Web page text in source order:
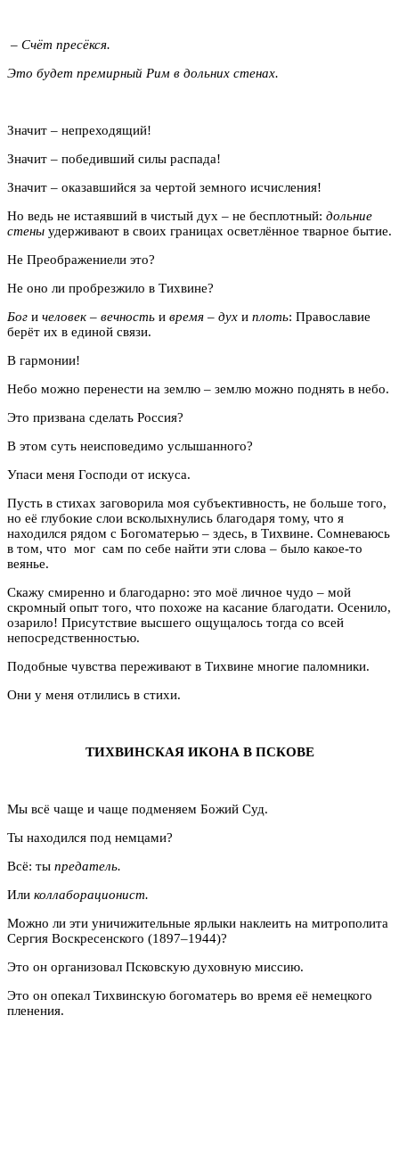
– Счёт пресёкся.
Это будет премирный Рим в дольних стенах.
Значит – непреходящий!
Значит – победивший силы распада!
Значит – оказавшийся за чертой земного исчисления!
Но ведь не истаявший в чистый дух – не бесплотный: дольние
стены удерживают в своих границах осветлённое тварное бытие.
Не Преображениели это?
Не оно ли пробрезжило в Тихвине?
Бог и человек – вечность и время – дух и плоть: Православие
берёт их в единой связи.
В гармонии!
Небо можно перенести на землю – землю можно поднять в небо.
Это призвана сделать Россия?
В этом суть неисповедимо услышанного?
Упаси меня Господи от искуса.
Пусть в стихах заговорила моя субъективность, не больше того,
но её глубокие слои всколыхнулись благодаря тому, что я
находился рядом с Богоматерью – здесь, в Тихвине. Сомневаюсь
в том, что мог сам по себе найти эти слова – было какое-то
веянье.
Скажу смиренно и благодарно: это моё личное чудо – мой
скромный опыт того, что похоже на касание благодати. Осенило,
озарило! Присутствие высшего ощущалось тогда со всей
непосредственностью.
Подобные чувства переживают в Тихвине многие паломники.
Они у меня отлились в стихи.
ТИХВИНСКАЯ ИКОНА В ПСКОВЕ
Мы всё чаще и чаще подменяем Божий Суд.
Ты находился под немцами?
Всё: ты предатель.
Или коллаборационист.
Можно ли эти уничижительные ярлыки наклеить на митрополита
Сергия Воскресенского (1897–1944)?
Это он организовал Псковскую духовную миссию.
Это он опекал Тихвинскую богоматерь во время её немецкого
пленения.